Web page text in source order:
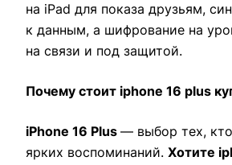
на iPad для показа друзьям,
к данным, а шифрование на
на связи и под защитой.
Почему стоит iphone 16 plus
iPhone 16 Plus — выбор тех,
ярких воспоминаний. Хотите